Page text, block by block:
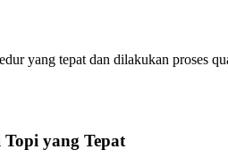
yang tepat dan dilakukan proses
yang Tepat